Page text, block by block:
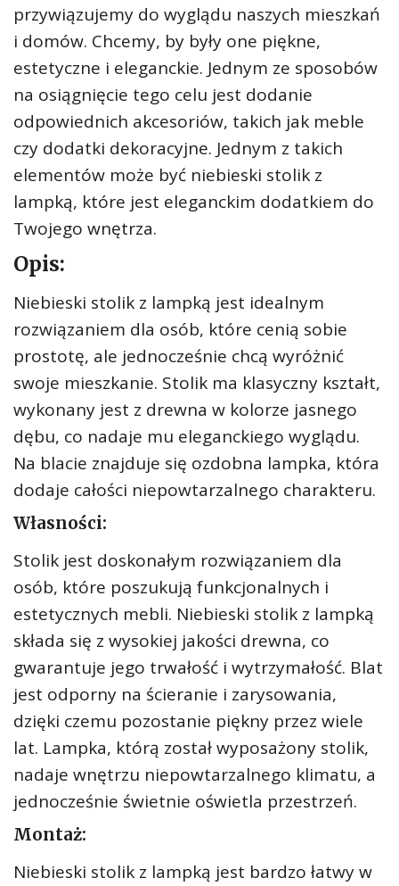
przywiązujemy do wyglądu naszych mieszkań
i domów. Chcemy, by były one piękne,
estetyczne i eleganckie. Jednym ze sposobów
na osiągnięcie tego celu jest dodanie
odpowiednich akcesoriów, takich jak meble
czy dodatki dekoracyjne. Jednym z takich
elementów może być niebieski stolik z
lampką, które jest eleganckim dodatkiem do
Twojego wnętrza.
Opis:
Niebieski stolik z lampką jest idealnym
rozwiązaniem dla osób, które cenią sobie
prostotę, ale jednocześnie chcą wyróżnić
swoje mieszkanie. Stolik ma klasyczny kształt,
wykonany jest z drewna w kolorze jasnego
dębu, co nadaje mu eleganckiego wyglądu.
Na blacie znajduje się ozdobna lampka, która
dodaje całości niepowtarzalnego charakteru.
Własności:
Stolik jest doskonałym rozwiązaniem dla
osób, które poszukują funkcjonalnych i
estetycznych mebli. Niebieski stolik z lampką
składa się z wysokiej jakości drewna, co
gwarantuje jego trwałość i wytrzymałość. Blat
jest odporny na ścieranie i zarysowania,
dzięki czemu pozostanie piękny przez wiele
lat. Lampka, którą został wyposażony stolik,
nadaje wnętrzu niepowtarzalnego klimatu, a
jednocześnie świetnie oświetla przestrzeń.
Montaż:
Niebieski stolik z lampką jest bardzo łatwy w